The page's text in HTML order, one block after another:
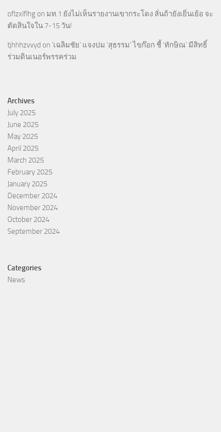
oflzxlflhg on มท.1 ยังไม่เห็นรายงานเขากระโดง ลั่นถ้ายังเยิ่นเย้อ จะ
ตัดสินใจใน 7-15 วัน!
tjhhhzvvyd on ‘เฉลิมชัย’ แจงปม ‘สุธรรม’ ไขก๊อก ชี้ ‘ทักษิณ’ มีสิทธิ์
ร่วมดินเนอร์พรรคร่วม
Archives
July 2025
June 2025
May 2025
April 2025
March 2025
February 2025
January 2025
December 2024
November 2024
October 2024
September 2024
Categories
News